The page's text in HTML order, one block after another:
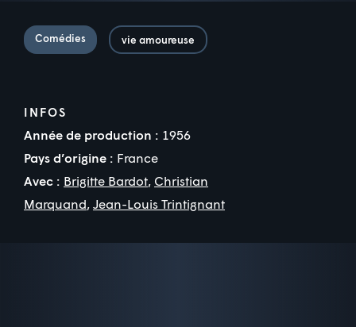
Comédies vie amoureuse
INFOS
Année de production : 1956
Pays d’origine : France
Avec : Brigitte Bardot, Christian
Marquand, Jean-Louis Trintignant